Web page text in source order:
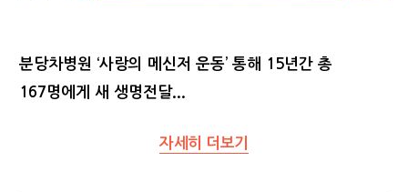
분당차병원 ‘사랑의 메신저 운동’ 통해 15년간 총
167명에게 새 생명전달...
자세히 더보기